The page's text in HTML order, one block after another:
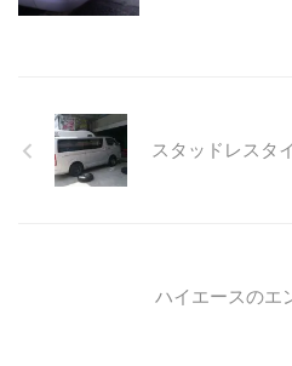
スタッドレスタ
ハイエースのエ